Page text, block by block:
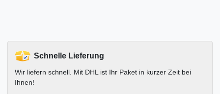
Schnelle Lieferung
Wir liefern schnell. Mit DHL ist Ihr Paket in kurzer Zeit bei
Ihnen!